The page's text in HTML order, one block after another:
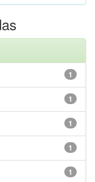
1
1
1
1
1